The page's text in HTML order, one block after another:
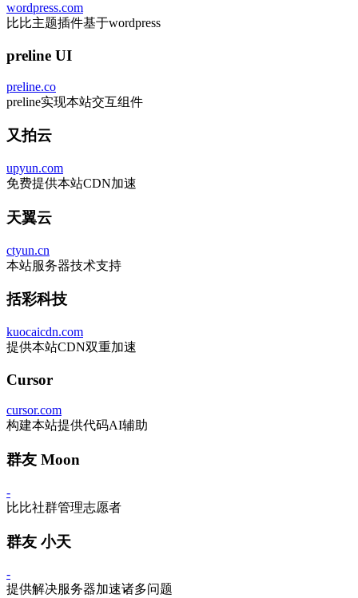
wordpress.com
比比主题插件基于wordpress
preline UI
preline.co
preline实现本站交互组件
又拍云
upyun.com
免费提供本站CDN加速
天翼云
ctyun.cn
本站服务器技术支持
括彩科技
kuocaicdn.com
提供本站CDN双重加速
Cursor
cursor.com
构建本站提供代码AI辅助
群友 Moon
-
比比社群管理志愿者
群友 小天
-
提供解决服务器加速诸多问题